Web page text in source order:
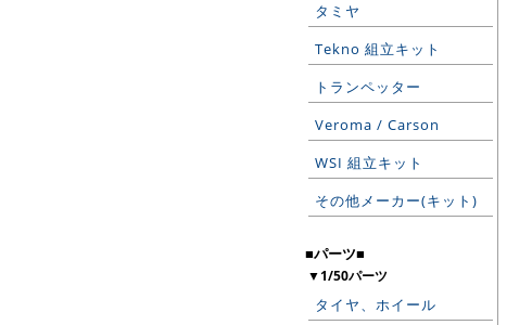
タミヤ
Tekno 組立キット
トランペッター
Veroma / Carson
WSI 組立キット
その他メーカー(キット)
■パーツ■
▼1/50パーツ
タイヤ、ホイール